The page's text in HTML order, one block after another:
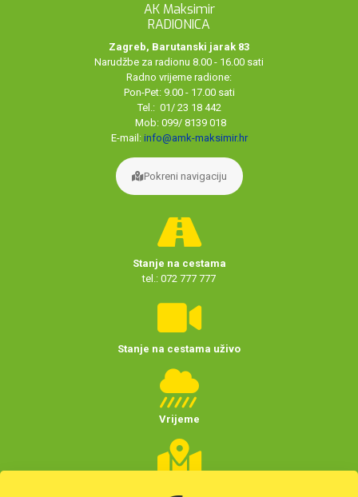
AK Maksimir
RADIONICA
Zagreb, Barutanski jarak 83
Narudžbe za radionu 8.00 - 16.00 sati
Radno vrijeme radione:
Pon-Pet: 9.00 - 17.00 sati
Tel.: 01/ 23 18 442
Mob: 099/ 8139 018
E-mail: info@amk-maksimir.hr
Pokreni navigaciju
Stanje na cestama
tel.: 072 777 777
Stanje na cestama uživo
Vrijeme